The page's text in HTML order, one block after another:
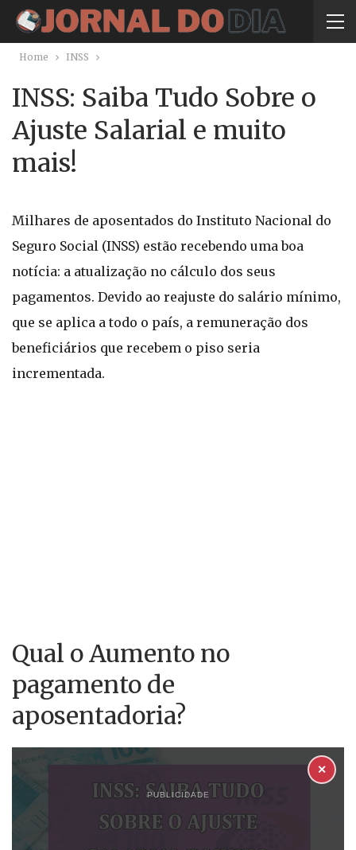
Home INSS
INSS: Saiba Tudo Sobre o
Ajuste Salarial e muito
mais!
Milhares de aposentados do Instituto Nacional do
Seguro Social (INSS) estão recebendo uma boa
notícia: a atualização no cálculo dos seus
pagamentos. Devido ao reajuste do salário mínimo,
que se aplica a todo o país, a remuneração dos
beneficiários que recebem o piso seria
incrementada.
Qual o Aumento no
pagamento de
aposentadoria?
PUBLICIDADE
✕